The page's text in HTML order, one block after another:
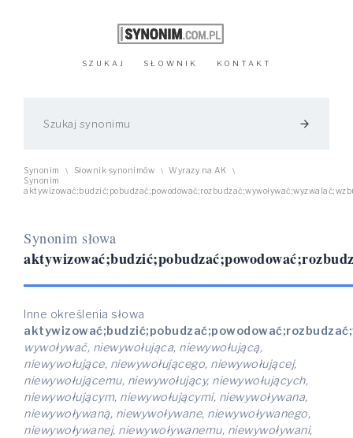
SZUKAJ SŁOWNIK KONTAKT
arrow_forward
Synonim \ Słownik synonimów \ Wyrazy na AK \
Synonim
Synonim słowa
Inne określenia słowa
wywoływać, niewywołująca, niewywołującą,
niewywołujące, niewywołującego, niewywołującej,
niewywołującemu, niewywołujący, niewywołujących,
niewywołującym, niewywołującymi, niewywoływana,
niewywoływaną, niewywoływane, niewywoływanego,
niewywoływanej, niewywoływanemu, niewywoływani,